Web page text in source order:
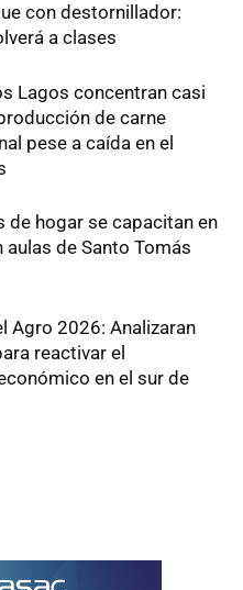
con destornillador:
a clases
Lagos concentran casi
de carne
pese a caída en el
de hogar se capacitan en
aulas de Santo Tomás
Agro 2026: Analizaran
reactivar el
en el sur de